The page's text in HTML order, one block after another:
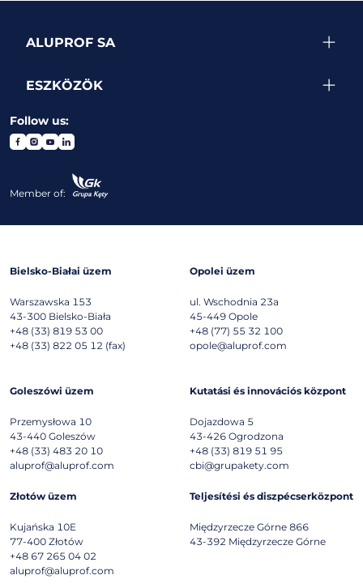
ALUPROF SA
ESZKÖZÖK
Follow us:
Member of:
Bielsko-Białai üzem
Warszawska 153
43-300 Bielsko-Biała
+48 (33) 819 53 00
+48 (33) 822 05 12 (fax)
Opolei üzem
ul. Wschodnia 23a
45-449 Opole
+48 (77) 55 32 100
opole@aluprof.com
Goleszówi üzem
Przemysłowa 10
43-440 Goleszów
+48 (33) 483 20 10
aluprof@aluprof.com
Kutatási és innovációs központ
Dojazdowa 5
43-426 Ogrodzona
+48 (33) 819 51 95
cbi@grupakety.com
Złotów üzem
Kujańska 10E
77-400 Złotów
+48 67 265 04 02
aluprof@aluprof.com
Teljesítési és diszpécserközpont
Międzyrzecze Górne 866
43-392 Międzyrzecze Górne